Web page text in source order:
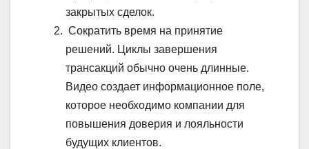
закрытых сделок.
Сократить время на принятие
решений. Циклы завершения
трансакций обычно очень длинные.
Видео создает информационное поле,
которое необходимо компании для
повышения доверия и лояльности
будущих клиентов.